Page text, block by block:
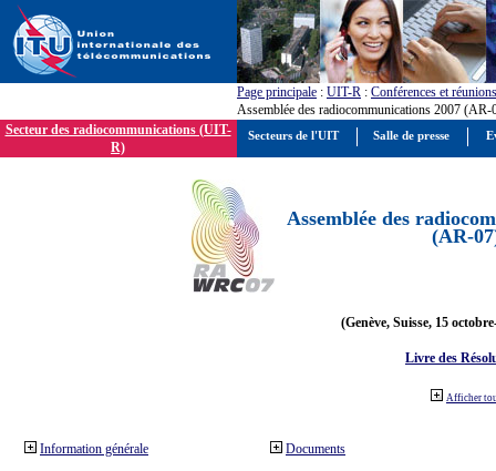
Page principale : UIT-R : Conférences et réunions
Assemblée des radiocommunications 2007 (AR-
Secteur des radiocommunications (UIT-
R)
Assemblée des
(AR-
(Genève, Suisse, 15
Livre des
Afficher
Information générale Documents
Secteurs de l'UIT Salle de presse